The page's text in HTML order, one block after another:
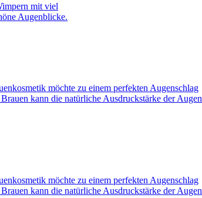
mit viel
Augenblicke.
möchte zu einem perfekten Augenschlag
kann die natürliche Ausdruckstärke der Augen
möchte zu einem perfekten Augenschlag
kann die natürliche Ausdruckstärke der Augen